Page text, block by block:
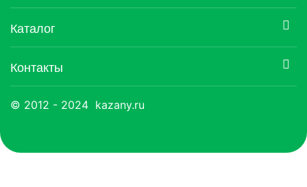
Каталог
Контакты
© 2012 - 2024 kazany.ru